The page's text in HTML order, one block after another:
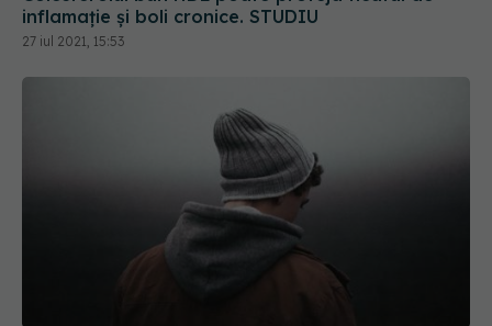
7 lucruri care pot provoca ceața cerebrală. În ce